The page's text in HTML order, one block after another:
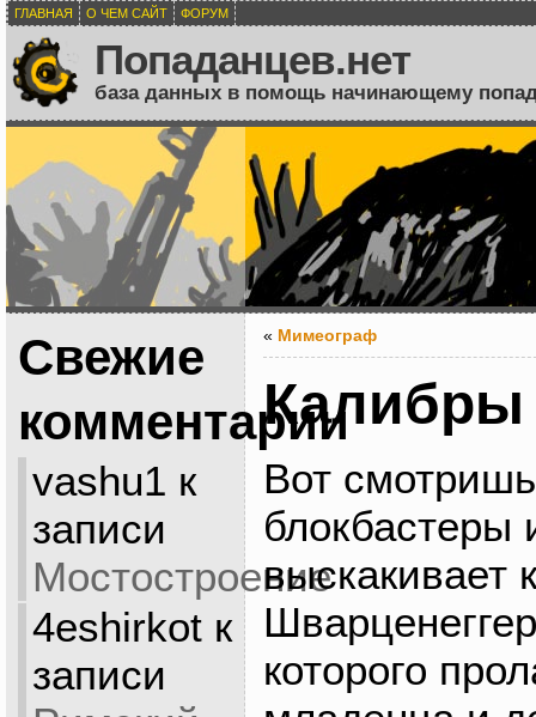
ГЛАВНАЯ О ЧЕМ САЙТ ФОРУМ
Попаданцев.нет
база данных в помощь начинающему
Свежие
комментарии
vashu1 к
записи
Мостостроение
4eshirkotк
записи
« Мимеограф
Калибры
Вот
выскакивает
которого